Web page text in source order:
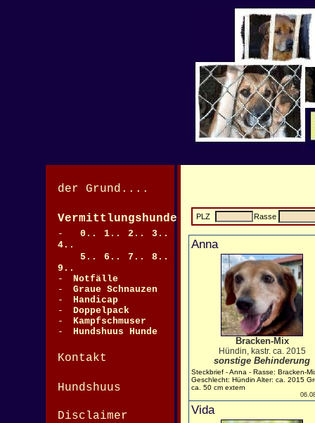
der Grund....
Vermittlungshunde
- 0.. 1.. 2..
3..
4..
5..
6.. 7..
8..
9..
-
Notfälle
-
Graue Schnauzen
-
Handicap
-
Doppelpack
-
Kampfschmuser
-
Hundshuus Hunde
Kontakt
Hundshuus
Disclaimer
PLZ Rasse
Anna
Bracken-Mix
Hündin, kastr. ca. 2015
sonstige Behinderung
Steckbrief - Anna - Rasse: Bracken-
Geschlecht: Hündin Alter: ca. 2015
ca. 50 cm extern
Vida